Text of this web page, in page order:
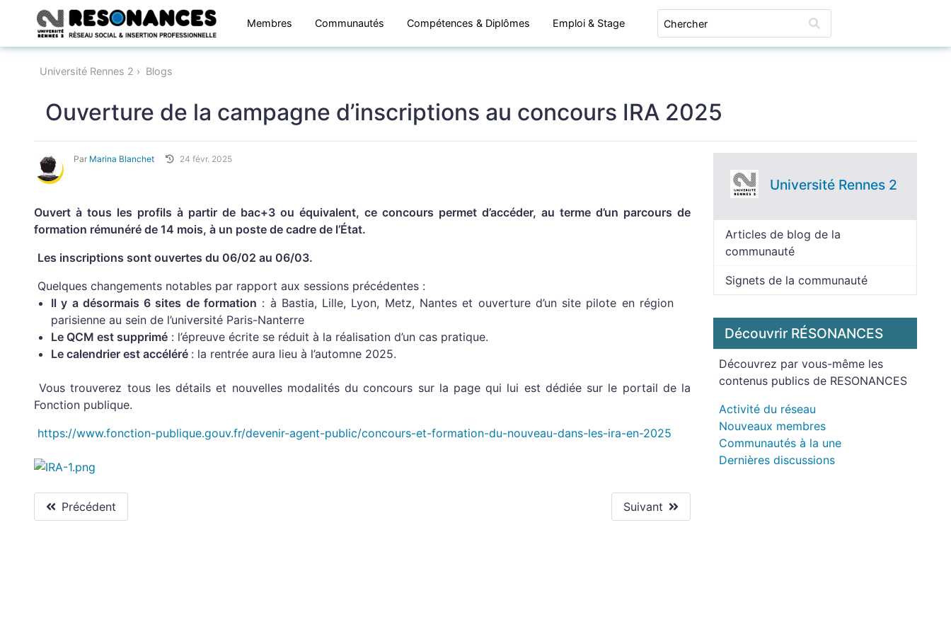
Membres Communautés Compétences & Diplômes Emploi & Stage
Université Rennes 2 Blogs
Ouverture de la campagne d’inscriptions au concours IRA 2025
Par Marina Blanchet 24 févr. 2025
Ouvert à tous les profils à partir de bac+3 ou équivalent, ce concours permet d’accéder, au terme d’un parcours de
formation rémunéré de 14 mois, à un poste de cadre de l’État.
Les inscriptions sont ouvertes du 06/02 au 06/03.
Quelques changements notables par rapport aux sessions précédentes :
Il y a désormais 6 sites de formation : à Bastia, Lille, Lyon, Metz, Nantes et ouverture d’un site pilote en région
parisienne au sein de l’université Paris-Nanterre
Le QCM est supprimé : l’épreuve écrite se réduit à la réalisation d’un cas pratique.
Le calendrier est accéléré : la rentrée aura lieu à l’automne 2025.
Vous trouverez tous les détails et nouvelles modalités du concours sur la page qui lui est dédiée sur le portail de la
Fonction publique.
https://www.fonction-publique.gouv.fr/devenir-agent-public/concours-et-formation-du-nouveau-dans-les-ira-en-2025
Précédent Suivant
Université Rennes 2
Articles de blog de la
communauté
Signets de la communauté
Découvrir RÉSONANCES
Découvrez par vous-même les
contenus publics de RESONANCES
Activité du réseau
Nouveaux membres
Communautés à la une
Dernières discussions